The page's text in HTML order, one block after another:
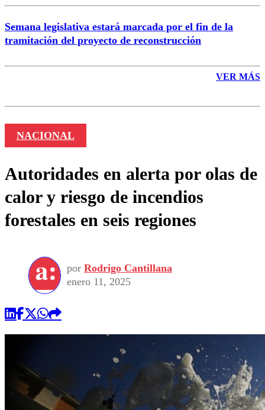
Semana legislativa estará marcada por el fin de la
tramitación del proyecto de reconstrucción
VER MÁS
NACIONAL
Autoridades en alerta por olas de
calor y riesgo de incendios
forestales en seis regiones
por Rodrigo Cantillana
enero 11, 2025